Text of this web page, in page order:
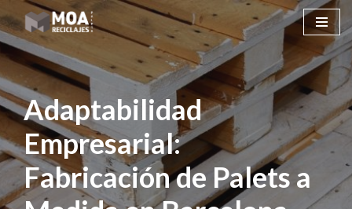
Saltar
al
contenido
Adaptabilidad
Empresarial:
Fabricación de Palets a